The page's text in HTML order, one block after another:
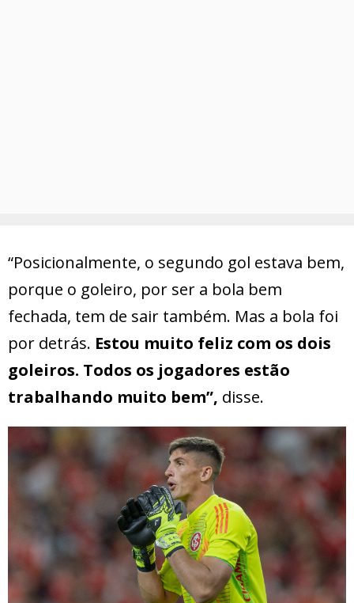
“Posicionalmente, o segundo gol estava bem,
porque o goleiro, por ser a bola bem
fechada, tem de sair também. Mas a bola foi
por detrás. Estou muito feliz com os dois
goleiros. Todos os jogadores estão
trabalhando muito bem”, disse.